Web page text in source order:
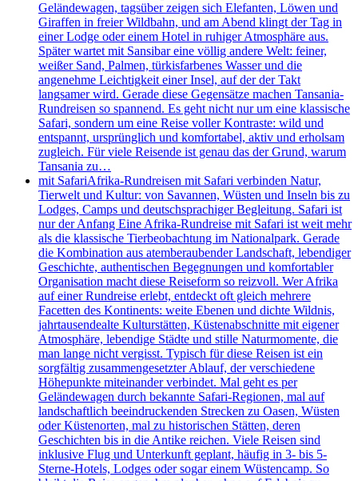
Geländewagen, tagsüber zeigen sich Elefanten, Löwen und
Giraffen in freier Wildbahn, und am Abend klingt der Tag in
einer Lodge oder einem Hotel in ruhiger Atmosphäre aus.
Später wartet mit Sansibar eine völlig andere Welt: feiner,
weißer Sand, Palmen, türkisfarbenes Wasser und die
angenehme Leichtigkeit einer Insel, auf der der Takt
langsamer wird. Gerade diese Gegensätze machen Tansania-
Rundreisen so spannend. Es geht nicht nur um eine klassische
Safari, sondern um eine Reise voller Kontraste: wild und
entspannt, ursprünglich und komfortabel, aktiv und erholsam
zugleich. Für viele Reisende ist genau das der Grund, warum
Tansania zu…
mit SafariAfrika-Rundreisen mit Safari verbinden Natur,
Tierwelt und Kultur: von Savannen, Wüsten und Inseln bis zu
Lodges, Camps und deutschsprachiger Begleitung. Safari ist
nur der Anfang Eine Afrika-Rundreise mit Safari ist weit mehr
als die klassische Tierbeobachtung im Nationalpark. Gerade
die Kombination aus atemberaubender Landschaft, lebendiger
Geschichte, authentischen Begegnungen und komfortabler
Organisation macht diese Reiseform so reizvoll. Wer Afrika
auf einer Rundreise erlebt, entdeckt oft gleich mehrere
Facetten des Kontinents: weite Ebenen und dichte Wildnis,
jahrtausendealte Kulturstätten, Küstenabschnitte mit eigener
Atmosphäre, lebendige Städte und stille Naturmomente, die
man lange nicht vergisst. Typisch für diese Reisen ist ein
sorgfältig zusammengesetzter Ablauf, der verschiedene
Höhepunkte miteinander verbindet. Mal geht es per
Geländewagen durch bekannte Safari-Regionen, mal auf
landschaftlich beeindruckenden Strecken zu Oasen, Wüsten
oder Küstenorten, mal zu historischen Stätten, deren
Geschichten bis in die Antike reichen. Viele Reisen sind
inklusive Flug und Unterkunft geplant, häufig in 3- bis 5-
Sterne-Hotels, Lodges oder sogar einem Wüstencamp. So